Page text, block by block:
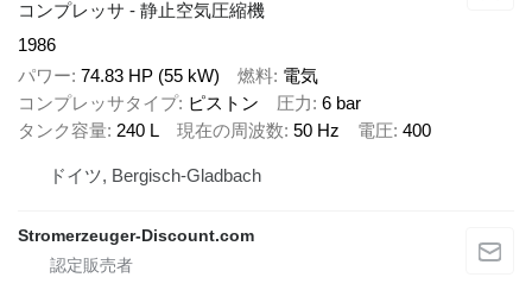
コンプレッサ - 静止空気圧縮機
1986
パワー 74.83 HP (55 kW) 燃料 電気
コンプレッサタイプ ピストン 圧力 6 bar
タンク容量 240 L 現在の周波数 50 Hz 電圧 400
ドイツ, Bergisch-Gladbach
Stromerzeuger-Discount.com